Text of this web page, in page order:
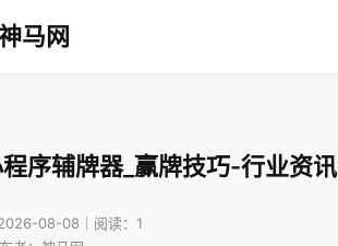
马网
序辅牌器_赢牌技巧-行业资讯
08-08｜阅读：1